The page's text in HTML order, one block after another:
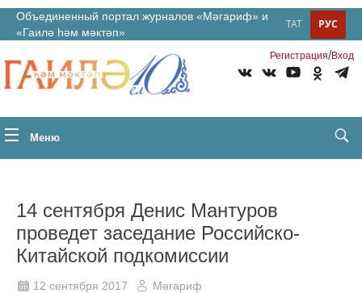
Объединенный портал журналов «Мәгариф» и
«Гаилә һәм мәктәп»
РУС
ТАТ
Регистрация/Вход
Меню
14 сентября Денис Мантуров
проведет заседание Российско-
Китайской подкомиссии
12 сентября 2017 Мәгариф